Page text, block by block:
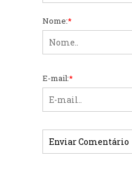
Nome:*
E-mail:*